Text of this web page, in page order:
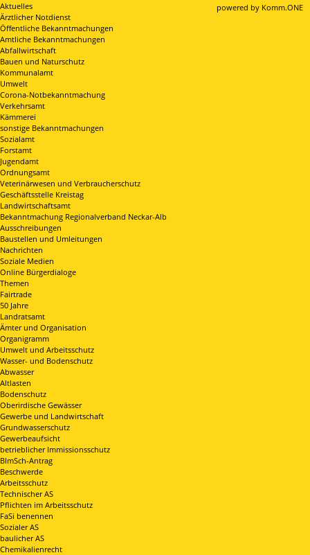
powered by Komm.ONE
Aktuelles
Ärztlicher Notdienst
Öffentliche Bekanntmachungen
Amtliche Bekanntmachungen
Abfallwirtschaft
Bauen und Naturschutz
Kommunalamt
Umwelt
Corona-Notbekanntmachung
Verkehrsamt
Kämmerei
sonstige Bekanntmachungen
Sozialamt
Forstamt
Jugendamt
Ordnungsamt
Veterinärwesen und Verbraucherschutz
Geschäftsstelle Kreistag
Landwirtschaftsamt
Bekanntmachung Regionalverband Neckar-Alb
Ausschreibungen
Baustellen und Umleitungen
Nachrichten
Soziale Medien
Online Bürgerdialoge
Themen
Fairtrade
50 Jahre
Landratsamt
Ämter und Organisation
Organigramm
Umwelt und Arbeitsschutz
Wasser- und Bodenschutz
Abwasser
Altlasten
Bodenschutz
Oberirdische Gewässer
Gewerbe und Landwirtschaft
Grundwasserschutz
Gewerbeaufsicht
betrieblicher Immissionsschutz
BImSch-Antrag
Beschwerde
Arbeitsschutz
Technischer AS
Pflichten im Arbeitsschutz
FaSi benennen
Sozialer AS
baulicher AS
Chemikalienrecht